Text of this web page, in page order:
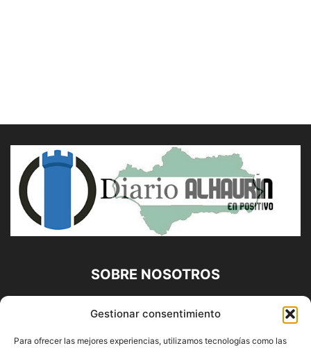
Gestionar consentimiento
Para ofrecer las mejores experiencias, utilizamos tecnologías como las
SOBRE NOSOTROS
Diario Alhaurín (www.alhaurindelatorre.com) Propiedad de
Francisco E. López López | 639 95 71 95 | Noticias de
Alhaurín de la Torre, Málaga y Provincia|